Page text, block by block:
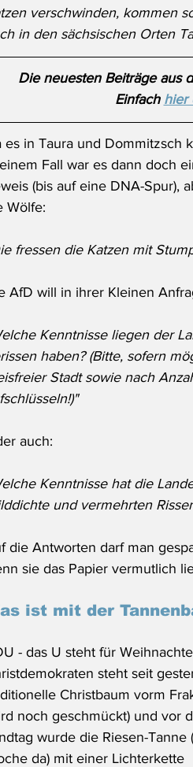
verschwinden, kommen
in den sächsischen Orten
Die neuesten Beiträge aus
Einfach hier
es in Taura und Dommitzsch
Fall war es dann doch
(bis auf eine DNA-Spur),
Wölfe:
fressen die Katzen mit
AfD will in ihrer Kleinen
Kenntnisse liegen der
haben? (Bitte, sofern
Stadt sowie nach
auch:
Kenntnisse hat die
und vermehrten
die Antworten darf man
sie das Papier vermutlich
ist mit der
- das U steht für
steht seit
Christbaum vorm
noch geschmückt) und vor
wurde die Riesen-Tanne
da) mit einer Lichterkette